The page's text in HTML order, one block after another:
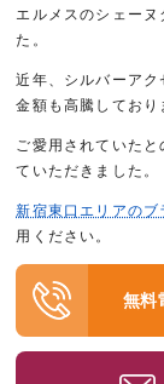
エルメスのシェー
た。
近年、シルバーア
金額も高騰しており
ご愛用されていた
ていただきました。
新宿東口エリアのブ
用ください。
無料